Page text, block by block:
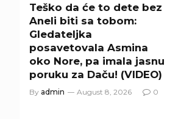
Teško da će to dete bez
Aneli biti sa tobom:
Gledateljka
posavetovala Asmina
oko Nore, pa imala jasnu
poruku za Daču! (VIDEO)
By admin August 8, 2026 0